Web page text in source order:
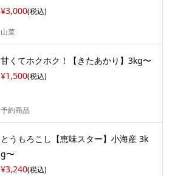
¥3,000(税込)
山菜
甘くてホクホク！【きたあかり】3kg〜
¥1,500(税込)
予約商品
とうもろこし【恵味スター】小海産 3k
g〜
¥3,240(税込)